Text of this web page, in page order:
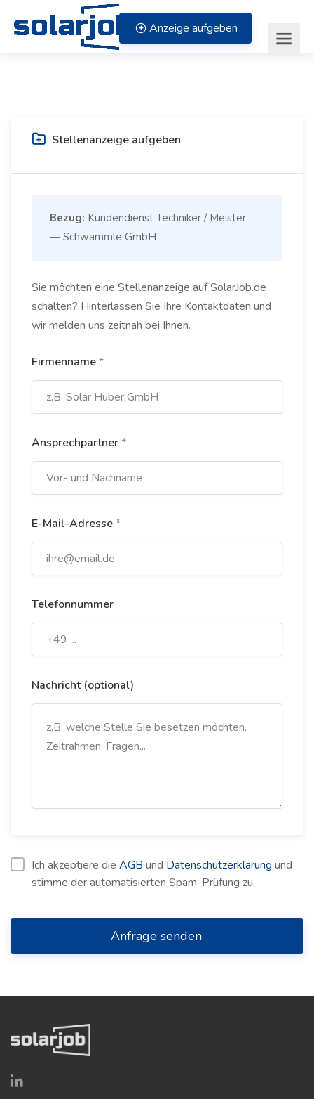
Zum Inhalt springen
Anzeige aufgeben
Stellenanzeige aufgeben
Bezug: Kundendienst Techniker / Meister
— Schwämmle GmbH
Sie möchten eine Stellenanzeige auf SolarJob.de
schalten? Hinterlassen Sie Ihre Kontaktdaten und
wir melden uns zeitnah bei Ihnen.
Firmenname*
Ansprechpartner*
E-Mail-Adresse*
Telefonnummer
Nachricht (optional)
Ich akzeptiere die AGB und Datenschutzerklärung und
stimme der automatisierten Spam-Prüfung zu.
Anfrage senden